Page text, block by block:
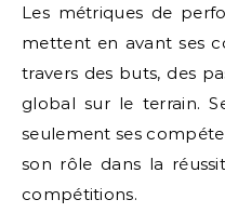
Les métriques de
mettent en avant ses
travers des buts, des
global sur le terrain.
seulement ses
son rôle dans la
compétitions.